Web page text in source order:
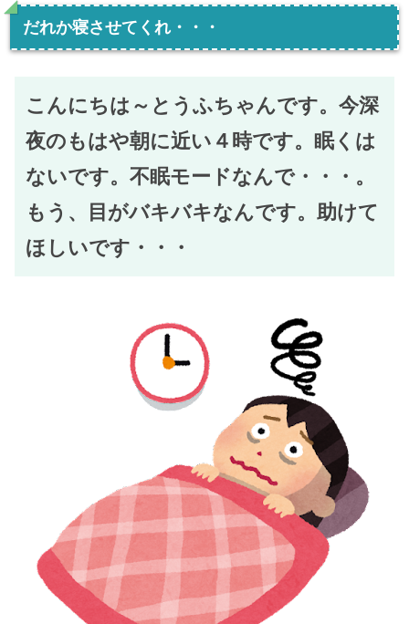
だれか寝させてくれ・・・
こんにちは～とうふちゃんです。今深
夜のもはや朝に近い４時です。眠くは
ないです。不眠モードなんで・・・。
もう、目がバキバキなんです。助けて
ほしいです・・・